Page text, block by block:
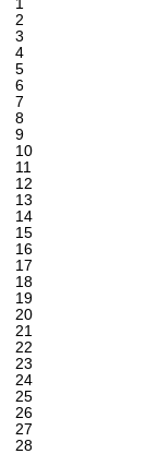
2
3
4
5
6
7
8
9
10
11
12
13
14
15
16
17
18
19
20
21
22
23
24
25
26
27
28